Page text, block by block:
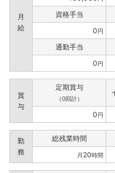
月
給
資格手当
0円
通勤手当
0円
賞
与
定期賞与
（0回計）
0円
勤
務
総残業時間
月 20時間